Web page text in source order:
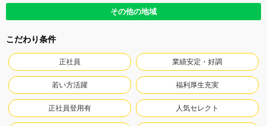
その他の地域
こだわり条件
正社員 業績安定・好調
若い方活躍 福利厚生充実
正社員登用有 人気セレクト